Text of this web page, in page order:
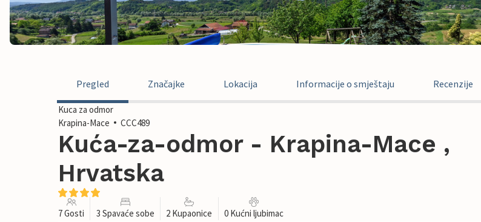
Pregled Značajke Lokacija Informacije o smještaju Recenzije
Kuca za odmor
Krapina-Mace
CCC489
Kuća-za-odmor - Krapina-Mace ,
Hrvatska
7 Gosti 3 Spavaće sobe 2 Kupaonice 0 Kućni ljubimac